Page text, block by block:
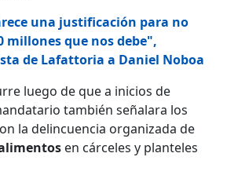
una justificación para no
millones que nos debe",
de Lafattoria a Daniel Noboa
luego de que a inicios de
también señalara los
la delincuencia organizada de
en cárceles y planteles